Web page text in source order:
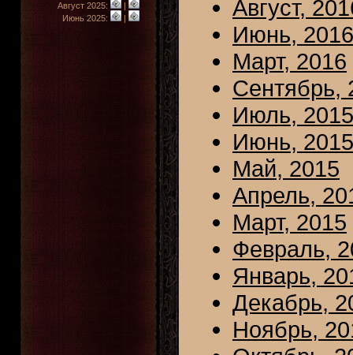
Август 2025:
|
Июнь 2025:
|
Август,
Июнь, 2016
Март, 2016
Сентябрь,
Июль, 2015
Июнь, 2015
Май, 2015
Апрель,
Март, 2015
Февраль,
Январь,
Декабрь,
Ноябрь,